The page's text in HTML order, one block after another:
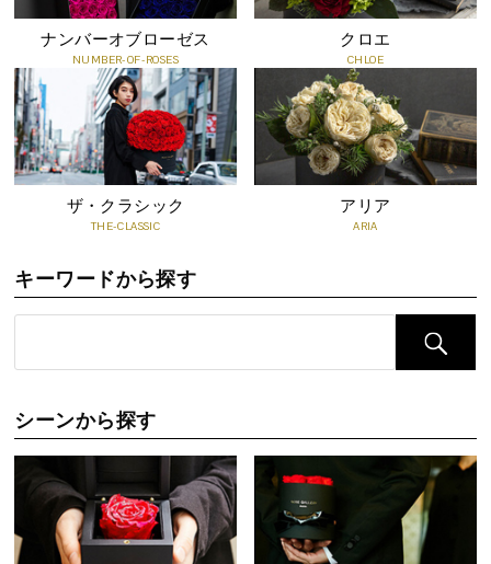
●プリザーブドフラワーは、自然の花を加工した商品のため、ひと
つひとつの色・形・大きさが写真と異なります。
す。
●色素が色移りする場合がございますので、衣類や布製品などへの
●親油性のため、油性塗料や樹脂に直接触れると、花が貼りついた
り、色が移る恐れがあります。
●お水をあげないでください。また湿気に弱く、湿度の高い場所に
ナンバーオブローゼス
NUMBER-OF-ROSES
クロエ
CHLOE
ザ・クラシック
THE-CLASSIC
アリア
ARIA
キーワードから探す
シーンから探す